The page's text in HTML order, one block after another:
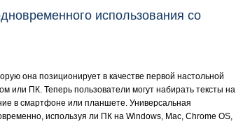
использования со
она позиционирует в качестве первой настольной
или ПК. Теперь пользователи могут набирать тексты на
в смартфоне или планшете. Универсальная
используя ли ПК на Windows, Mac, Chrome OS,